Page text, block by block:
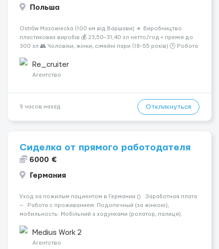
Польша
Ostrów Mazowiecka (100 км від Варшави) 🔹 Виробництво
пластикових виробів 💰 23,50–31,40 зл нетто/год + премія до
300 зл 👥 Чоловіки, жінки, сімейні пари (18–55 років) 🕒 Робота
житло — 400 зл. 📦 Обов...
Re_cruiter
Агентство
9 часов назад Откликнуться
Сиделка от прямого работодателя
6000 €
Германия
Уход за пожилым пациентом в Германии () Заработная плата
— . Работа с проживанием. Подопечный (за жінкою),
мобильность: Мобільний з ходунками (ролатор, палиця).
Ночью: Спить не прокидаючись. Требования: По...
Medius Work 2
Агентство